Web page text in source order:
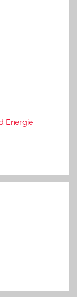
Energie